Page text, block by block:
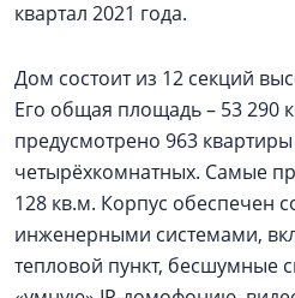
квартал 2021 года.
Дом состоит из 12 секций
Его общая площадь – 53 290
предусмотрено 963 квартиры
четырёхкомнатных. Самые
128 кв.м. Корпус обеспечен
инженерными системами,
тепловой пункт, бесшумные